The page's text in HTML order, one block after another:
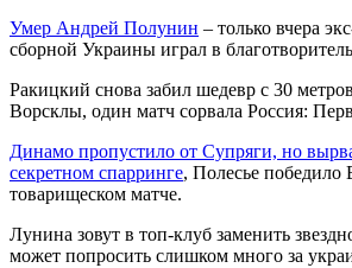
Умер Андрей Полунин – только вчера
сборной Украины играл в
Ракицкий снова забил шедевр с 30
Ворсклы, один матч сорвала Россия:
Динамо пропустило от Супряги, но
секретном спарринге, Полесье победило
товарищеском матче.
Лунина зовут в топ-клуб заменить
может попросить слишком много за